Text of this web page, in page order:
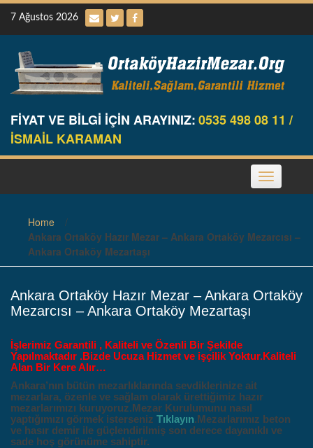
Skip
content
7 Ağustos 2026
FİYAT VE BİLGİ İÇİN ARAYINIZ:0535 498 08 11 /
İSMAİL KARAMAN
Toggle
navigation
Home
/
Ankara Ortaköy Hazır Mezar – Ankara Ortaköy Mezarcısı –
Ankara Ortaköy Mezartaşı
Ankara Ortaköy Hazır Mezar – Ankara Ortaköy
Mezarcısı – Ankara Ortaköy Mezartaşı
İşlerimiz Garantili , Kaliteli ve Özenli Bir Şekilde
Yapılmaktadır .Bizde Ucuza Hizmet ve işçilik Yoktur.Kaliteli
Alan Bir Kere Alır…
Ankara’nın bütün mezarlıklarında sevdiklerinize ait
mezarlara, özenle ve sağlam olarak ürettiğimiz hazır
mezarlarımızı kuruyoruz.Mezar Kurulumunu nasıl
yaptığımızı görmek isterseniz Tıklayın.Mezarlarımız beton
ve hasır demir ile güçlendirilmiş son derece dayanıklı ve
sade hoş görünüme sahiptir.